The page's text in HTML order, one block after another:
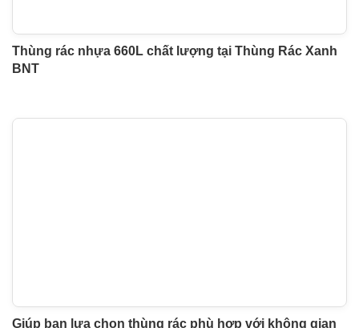
Thùng rác nhựa 660L chất lượng tại Thùng Rác Xanh
BNT
Giúp bạn lựa chọn thùng rác phù hợp với không gian